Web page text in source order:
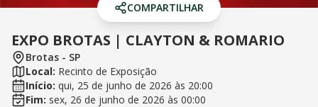
COMPARTILHAR
EXPO BROTAS | CLAYTON & ROMARIO
Brotas - SP
Local: Recinto de Exposição
Início: qui, 25 de junho de 2026 às 20:00
Fim: sex, 26 de junho de 2026 às 00:00